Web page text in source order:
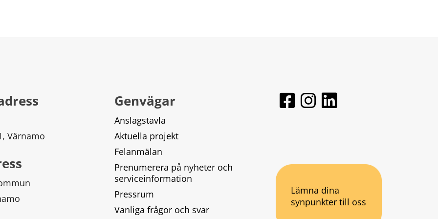
Värnamo
Genvägar
Anslagstavla
Aktuella projekt
Felanmälan
Prenumerera på nyheter och
serviceinformation
Pressrum
Vanliga frågor och svar
Lämna dina
synpunkter till oss